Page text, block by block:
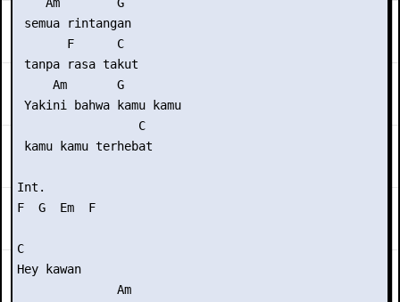
semua rintangan
       F      C
tanpa rasa takut
     Am       G
Yakini bahwa kamu kamu
                 C
kamu kamu terhebat
Int.
F  G  Em  F
C
Hey kawan
              Am